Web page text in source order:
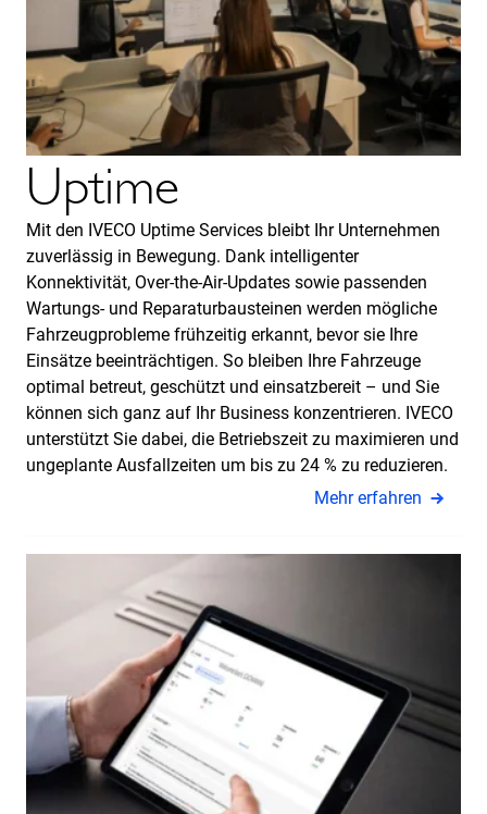
Uptime
Mit den IVECO Uptime Services bleibt Ihr Unternehmen
zuverlässig in Bewegung. Dank intelligenter
Konnektivität, Over-the-Air-Updates sowie passenden
Wartungs- und Reparaturbausteinen werden mögliche
Fahrzeugprobleme frühzeitig erkannt, bevor sie Ihre
Einsätze beeinträchtigen. So bleiben Ihre Fahrzeuge
optimal betreut, geschützt und einsatzbereit – und Sie
können sich ganz auf Ihr Business konzentrieren. IVECO
unterstützt Sie dabei, die Betriebszeit zu maximieren und
ungeplante Ausfallzeiten um bis zu 24 % zu reduzieren.
Mehr erfahren